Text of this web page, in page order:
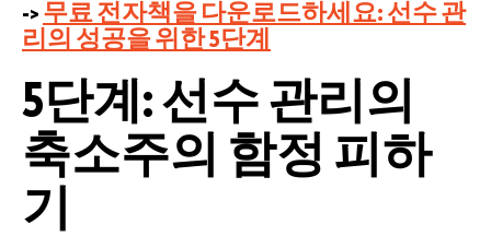
-> 무료 전자책을 다운로드하세요: 선수 관
리의 성공을 위한 5단계
5단계: 선수 관리의
축소주의 함정 피하
기